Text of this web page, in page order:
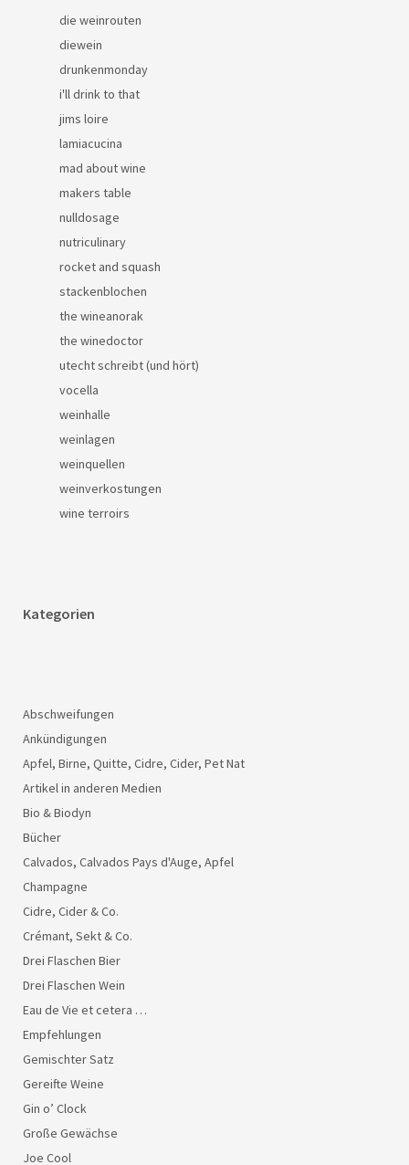
die weinrouten
diewein
drunkenmonday
i'll drink to that
jims loire
lamiacucina
mad about wine
makers table
nulldosage
nutriculinary
rocket and squash
stackenblochen
the wineanorak
the winedoctor
utecht schreibt (und hört)
vocella
weinhalle
weinlagen
weinquellen
weinverkostungen
wine terroirs
Kategorien
Abschweifungen
Ankündigungen
Apfel, Birne, Quitte, Cidre, Cider, Pet Nat
Artikel in anderen Medien
Bio & Biodyn
Bücher
Calvados, Calvados Pays d'Auge, Apfel
Champagne
Cidre, Cider & Co.
Crémant, Sekt & Co.
Drei Flaschen Bier
Drei Flaschen Wein
Eau de Vie et cetera …
Empfehlungen
Gemischter Satz
Gereifte Weine
Gin o’ Clock
Große Gewächse
Joe Cool